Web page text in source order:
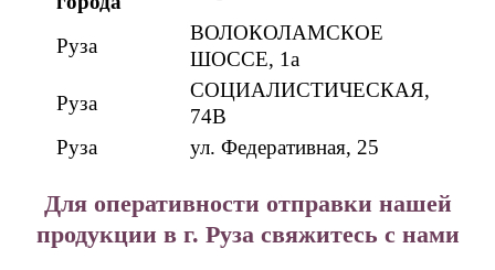
Руза
ВОЛОКОЛАМСКОЕ
ШОССЕ, 1а
Руза
СОЦИАЛИСТИЧЕСКАЯ,
74В
Руза
ул. Федеративная, 25
Для оперативности отправки нашей
продукции в г. Руза свяжитесь с нами